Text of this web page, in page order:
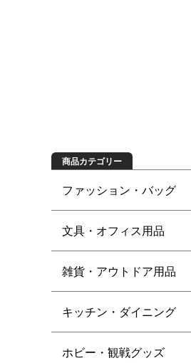
商品を探す
商品カテゴリー
ファッション・バッグ
文具・オフィス用品
雑貨・アウトドア用品
キッチン・ダイニング
ホビー・観戦グッズ